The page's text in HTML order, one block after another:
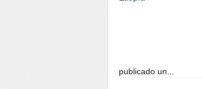
publicado un...